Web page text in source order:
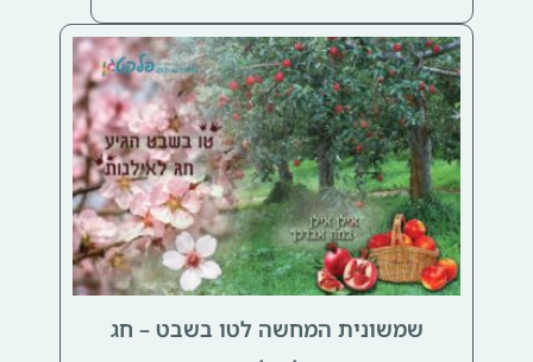
שמשונית המחשה לטו בשבט – חג